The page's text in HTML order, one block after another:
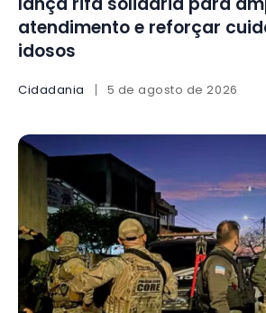
atendimento e reforçar
idosos
Cidadania 5 de agosto de 2026